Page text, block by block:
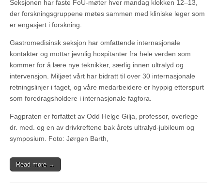
Seksjonen har faste FoU‑møter hver mandag klokken 12–13,
der forskningsgruppene møtes sammen med kliniske leger som
er engasjert i forskning.
Gastromedisinsk seksjon har omfattende internasjonale
kontakter og mottar jevnlig hospitanter fra hele verden som
kommer for å lære nye teknikker, særlig innen ultralyd og
intervensjon. Miljøet vårt har bidratt til over 30 internasjonale
retningslinjer i faget, og våre medarbeidere er hyppig etterspurt
som foredragsholdere i internasjonale fagfora.
Fagpraten er forfattet av Odd Helge Gilja, professor, overlege
dr. med. og en av drivkreftene bak årets ultralyd‑jubileum og
symposium. Foto: Jørgen Barth,
Read more →